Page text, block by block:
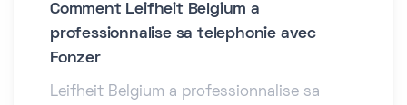
Comment Leifheit Belgium a
professionnalise sa telephonie avec
Fonzer
Leifheit Belgium a professionnalise sa